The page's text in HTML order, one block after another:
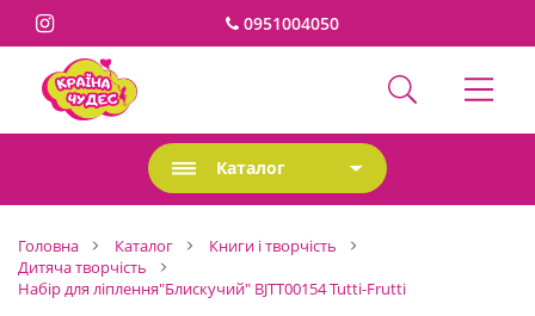
0951004050
Каталог
Головна Каталог
Книги і творчість
Дитяча творчість
Набір для ліплення"Блискучий" BJTT00154 Tutti-Frutti